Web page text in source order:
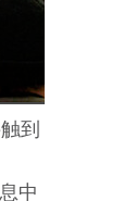
到
中